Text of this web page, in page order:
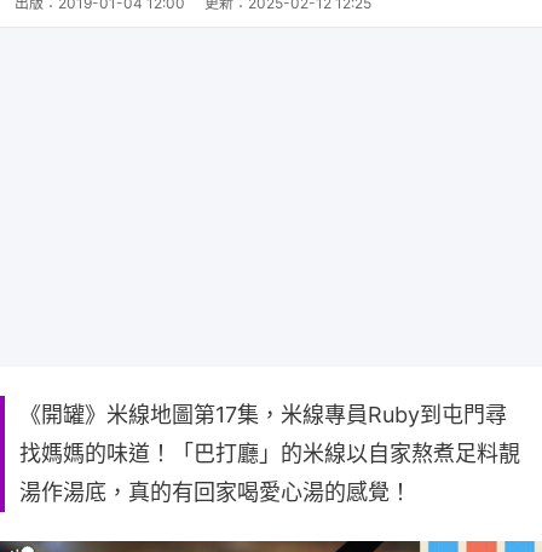
《開罐》米線地圖第17集，米線專員Ruby到屯門尋
找媽媽的味道！「巴打廳」的米線以自家熬煮足料靚
湯作湯底，真的有回家喝愛心湯的感覺！